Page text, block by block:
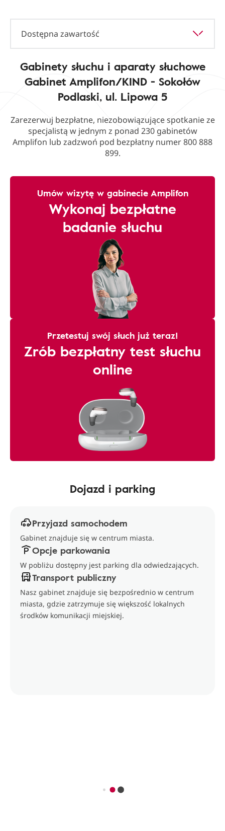
Dostępna zawartość
Gabinety słuchu i aparaty słuchowe
Gabinet Amplifon/KIND - Sokołów
Podlaski, ul. Lipowa 5
Zarezerwuj bezpłatne, niezobowiązujące spotkanie ze
specjalistą w jednym z ponad 230 gabinetów
Amplifon lub zadzwoń pod bezpłatny numer 800 888
899.
Umów wizytę w gabinecie Amplifon
Wykonaj bezpłatne
badanie słuchu
Przetestuj swój słuch już teraz!
Zrób bezpłatny test słuchu
online
Dojazd i parking
Przyjazd samochodem
Gabinet znajduje się w centrum miasta.
Opcje parkowania
W pobliżu dostępny jest parking dla odwiedzających.
Transport publiczny
Nasz gabinet znajduje się bezpośrednio w centrum
miasta, gdzie zatrzymuje się większość lokalnych
środków komunikacji miejskiej.